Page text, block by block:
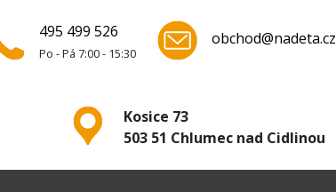
495 499 526
Po - Pá 7:00 - 15:30
obchod@nadeta.cz
Kosice 73
503 51 Chlumec nad Cidlinou